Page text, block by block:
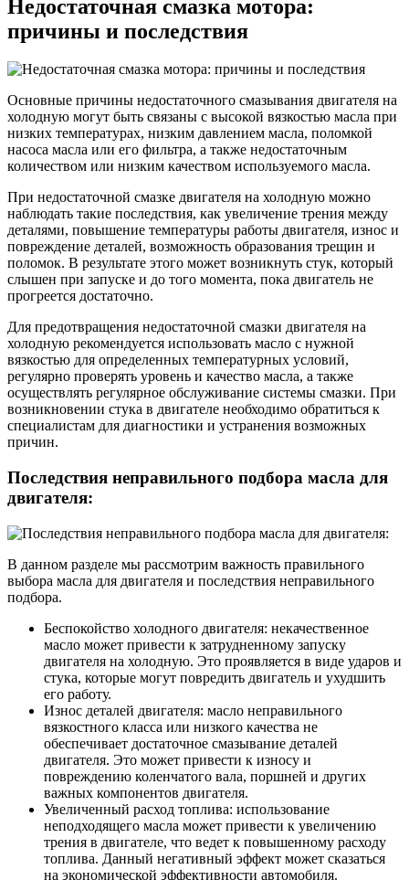
Недостаточная смазка мотора:
причины и последствия
Основные причины недостаточного смазывания двигателя на
холодную могут быть связаны с высокой вязкостью масла при
низких температурах, низким давлением масла, поломкой
насоса масла или его фильтра, а также недостаточным
количеством или низким качеством используемого масла.
При недостаточной смазке двигателя на холодную можно
наблюдать такие последствия, как увеличение трения между
деталями, повышение температуры работы двигателя, износ и
повреждение деталей, возможность образования трещин и
поломок. В результате этого может возникнуть стук, который
слышен при запуске и до того момента, пока двигатель не
прогреется достаточно.
Для предотвращения недостаточной смазки двигателя на
холодную рекомендуется использовать масло с нужной
вязкостью для определенных температурных условий,
регулярно проверять уровень и качество масла, а также
осуществлять регулярное обслуживание системы смазки. При
возникновении стука в двигателе необходимо обратиться к
специалистам для диагностики и устранения возможных
причин.
Последствия неправильного подбора масла для
двигателя:
В данном разделе мы рассмотрим важность правильного
выбора масла для двигателя и последствия неправильного
подбора.
Беспокойство холодного двигателя: некачественное
масло может привести к затрудненному запуску
двигателя на холодную. Это проявляется в виде ударов и
стука, которые могут повредить двигатель и ухудшить
его работу.
Износ деталей двигателя: масло неправильного
вязкостного класса или низкого качества не
обеспечивает достаточное смазывание деталей
двигателя. Это может привести к износу и
повреждению коленчатого вала, поршней и других
важных компонентов двигателя.
Увеличенный расход топлива: использование
неподходящего масла может привести к увеличению
трения в двигателе, что ведет к повышенному расходу
топлива. Данный негативный эффект может сказаться
на экономической эффективности автомобиля.